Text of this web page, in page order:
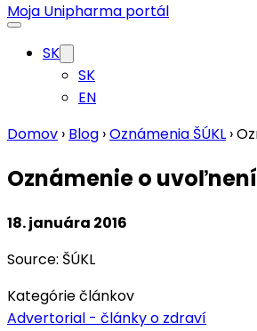
Moja Unipharma portál
SK
SK
EN
Domov › Blog ›Oznámenia ŠÚKL ›
Oznámenie o
18. januára 2016
Source: ŠÚKL
Kategórie článkov
Advertorial - články o zdraví